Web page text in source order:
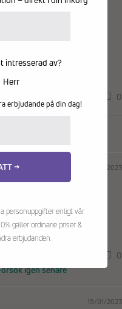
stark i nyporna för att
0
04/09/2023
0
igen senare
19/01/2023
intresserad av?
eller herr
Herr
erbjudande på din dag!
→
personuppgifter enligt vår
gäller ordinarie priser &
erbjudanden.